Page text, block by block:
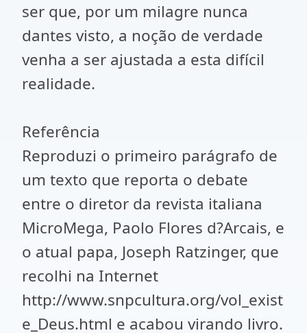
ser que, por um milagre nunca
dantes visto, a noção de verdade
venha a ser ajustada a esta difícil
realidade.
Referência
Reproduzi o primeiro parágrafo de
um texto que reporta o debate
entre o diretor da revista italiana
MicroMega, Paolo Flores d?Arcais, e
o atual papa, Joseph Ratzinger, que
recolhi na Internet
http://www.snpcultura.org/vol_exist
e_Deus.html e acabou virando livro.